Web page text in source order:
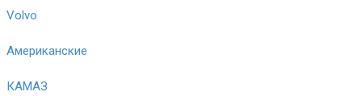
Volvo
Американские
КАМАЗ